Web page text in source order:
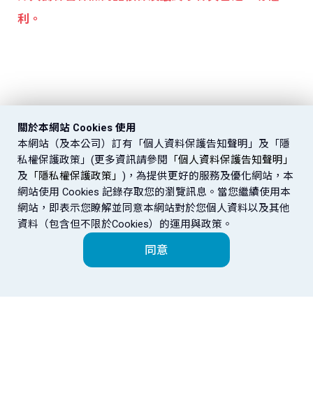
利。
關於本網站 Cookies 使用
本網站（及本公司）訂有「個人資料保護告知聲明」及「隱
私權保護政策」(更多資訊請參閱 「個人資料保護告知聲明」
及 「隱私權保護政策」)，為提供更好的服務及優化網站，本
網站使用 Cookies 記錄存取您的瀏覽訊息。當您繼續使用本
網站，即表示您瞭解並同意本網站對於您個人資料以及其他
資料（包含但不限於Cookies）的運用與政策。
同意